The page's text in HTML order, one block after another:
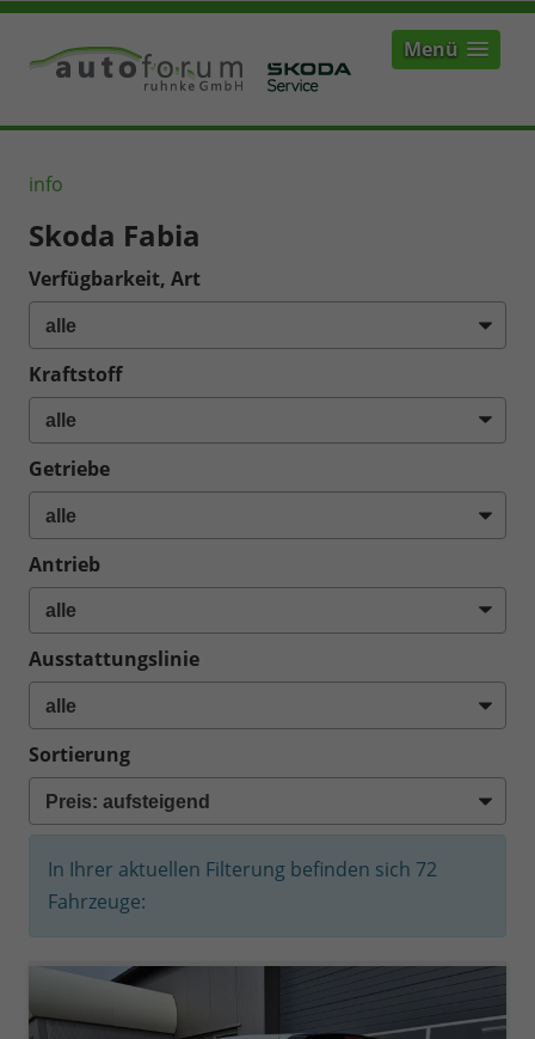
Menü
info
Skoda Fabia
Verfügbarkeit, Art
Kraftstoff
Getriebe
Antrieb
Ausstattungslinie
Sortierung
In Ihrer aktuellen Filterung befinden sich 72
Fahrzeuge: